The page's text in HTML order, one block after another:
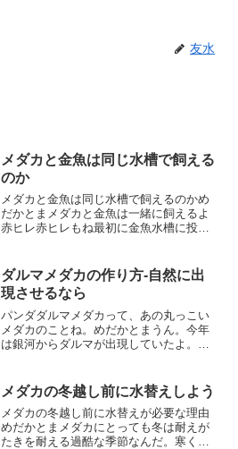
友水
メダカと金魚は同じ水槽で飼える
のか
メダカと金魚は同じ水槽で飼えるのかめ
だかとまメダカと金魚は一緒に飼えるよ
赤ヒレ赤ヒレもね最初に金魚水槽に投入
レが孤独過ぎて、広い金魚の水槽に入れ
てみたのです。試してみた...
ダルマメダカの作り方-自然に出
現させるなら
パンダダルマメダカって、あの丸っこい
メダカのことね。めだかとまうん。今年
は銀河からダルマが出現していたよ。パ
出現するのね。めだかとまうん。ラメや
ヒレ長からも作れるよね...
メダカの冬越し前に水替えしよう
メダカの冬越し前に水替えが必要な理由
めだかとまメダカにとっても冬は耐えが
たきを耐える過酷な季節なんだ。寒くな